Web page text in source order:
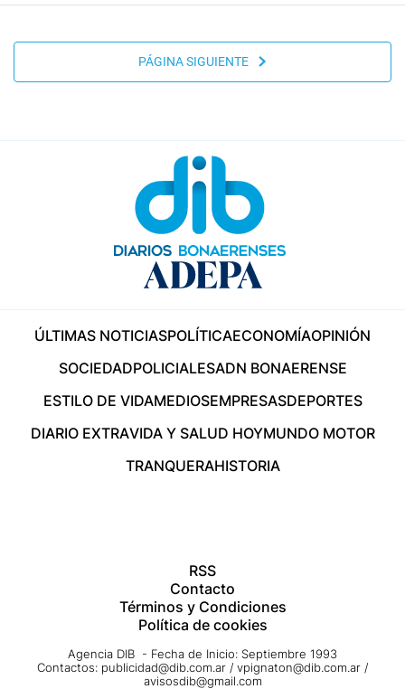
PÁGINA SIGUIENTE
ÚLTIMAS NOTICIASPOLÍTICAECONOMÍAOPINIÓN
SOCIEDADPOLICIALESADN BONAERENSE
ESTILO DE VIDAMEDIOSEMPRESASDEPORTES
DIARIO EXTRAVIDA Y SALUD HOYMUNDO MOTOR
TRANQUERAHISTORIA
RSS
Contacto
Términos y Condiciones
Política de cookies
Agencia DIB - Fecha de Inicio: Septiembre 1993
Contactos: publicidad@dib.com.ar / vpignaton@dib.com.ar /
avisosdib@gmail.com